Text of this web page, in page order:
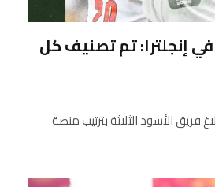
تقييمات اللاعبين في كأس العالم 2026 في إنجلترا: تم تصنيف كل
فريق الأسود الثلاثة بترتيب منصة